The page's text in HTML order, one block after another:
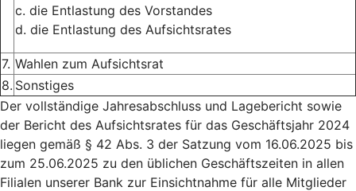
c. die Entlastung des Vorstandes
d. die Entlastung des Aufsichtsrates
7. Wahlen zum Aufsichtsrat
8. Sonstiges
Der vollständige Jahresabschluss und Lagebericht sowie
der Bericht des Aufsichtsrates für das Geschäftsjahr 2024
liegen gemäß § 42 Abs. 3 der Satzung vom 16.06.2025 bis
zum 25.06.2025 zu den üblichen Geschäftszeiten in allen
Filialen unserer Bank zur Einsichtnahme für alle Mitglieder